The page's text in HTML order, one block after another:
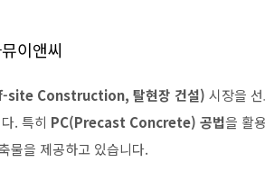
이앤씨
site Construction, 탈현장 건설) 시장을
. 특히 PC(Precast Concrete) 공법을 활
물을 제공하고 있습니다.